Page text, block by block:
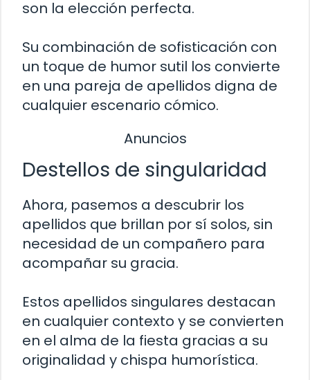
son la elección perfecta.
Su combinación de sofisticación con
un toque de humor sutil los convierte
en una pareja de apellidos digna de
cualquier escenario cómico.
Anuncios
Destellos de singularidad
Ahora, pasemos a descubrir los
apellidos que brillan por sí solos, sin
necesidad de un compañero para
acompañar su gracia.
Estos apellidos singulares destacan
en cualquier contexto y se convierten
en el alma de la fiesta gracias a su
originalidad y chispa humorística.